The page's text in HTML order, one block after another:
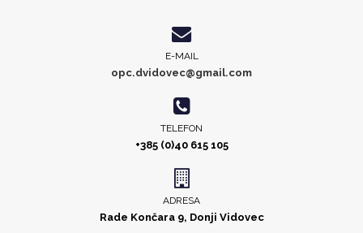
E-MAIL
opc.dvidovec@gmail.com
TELEFON
+385 (0)40 615 105
ADRESA
Rade Končara 9, Donji Vidovec